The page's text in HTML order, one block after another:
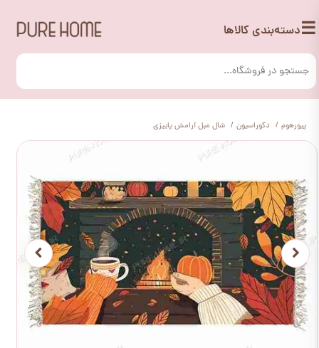
☰دسته‌بندی کالاها
پیورهوم دکوراسیون شال مبل آرامش پاییزی